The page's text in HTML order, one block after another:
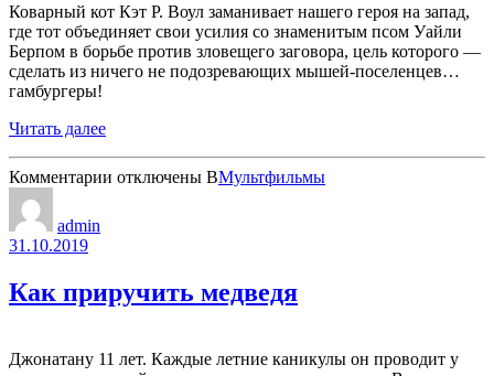
Коварный кот Кэт Р. Воул заманивает нашего героя на запад,
где тот объединяет свои усилия со знаменитым псом Уайли
Берпом в борьбе против зловещего заговора, цель которого —
сделать из ничего не подозревающих мышей-поселенцев…
гамбургеры!
Читать далее
Комментарии к
едет
отключены ВМультфильмы
admin
31.10.2019
Как приручить медведя
Джонатану 11 лет. Каждые летние каникулы он проводит у